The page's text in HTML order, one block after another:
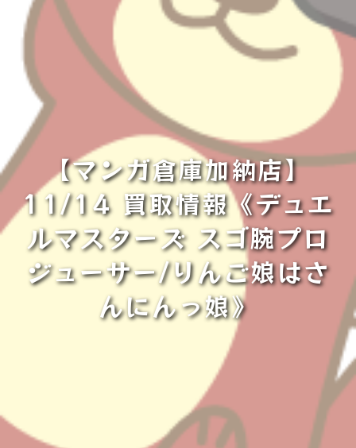
【マンガ倉庫加納店】
11/14 買取情報《デュエ
ルマスターズ スゴ腕プロ
ジューサー/りんご娘はさ
んにんっ娘》